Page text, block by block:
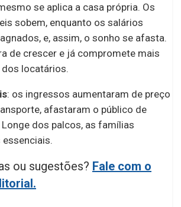
se aplica a casa própria. Os
sobem, enquanto os salários
e, assim, o sonho se afasta.
de crescer e já compromete mais
dos locatários.
: os ingressos aumentaram de preço
afastaram o público de
dos palcos, as famílias
ou sugestões? Fale com o